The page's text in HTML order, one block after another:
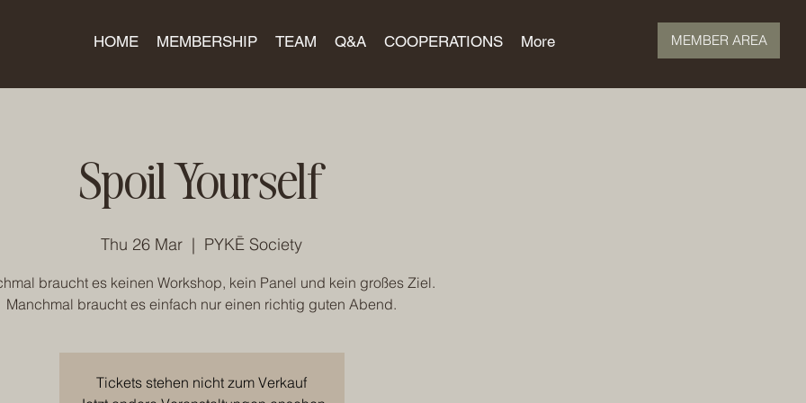
MEMBER AREA
HOME MEMBERSHIP TEAM Q&A COOPERATIONS More
Spoil Yourself
Thu 26 Mar
  |
PYKĒ Society
braucht es keinen Workshop, kein Panel und kein großes Ziel.
Manchmal braucht es einfach nur einen richtig guten Abend.
Tickets stehen nicht zum Verkauf